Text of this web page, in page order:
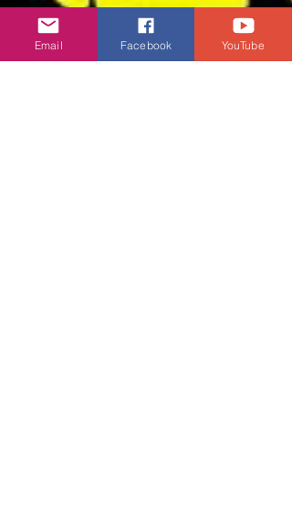
Email Facebook YouTube